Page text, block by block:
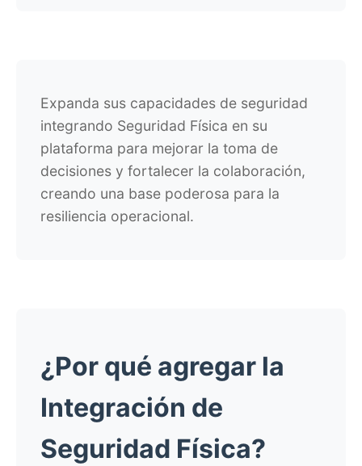
Expanda sus capacidades de seguridad
integrando Seguridad Física en su
plataforma para mejorar la toma de
decisiones y fortalecer la colaboración,
creando una base poderosa para la
resiliencia operacional.
¿Por qué agregar la
Integración de
Seguridad Física?